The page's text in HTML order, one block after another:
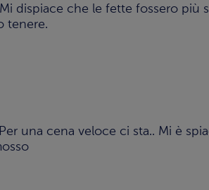
dispiace che le fette fossero più
tenere.
una cena veloce ci sta.. Mi è